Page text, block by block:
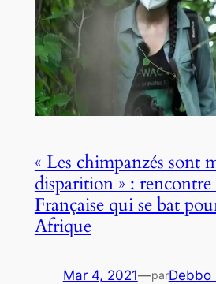
« Les chimpanzés sont
disparition » : rencontre
Française qui se bat
Afrique
Mar 4, 2021—parDebbo